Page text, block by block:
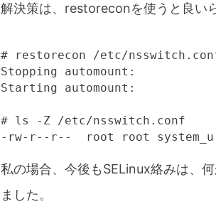
解決策は、restoreconを使うと良い
# restorecon /etc/
Stopping automount:
Starting automount:
# ls -Z /etc/nsswitch.conf
-rw-r--r--  root root
私の場合、今後もSELinux絡みは、
ました。